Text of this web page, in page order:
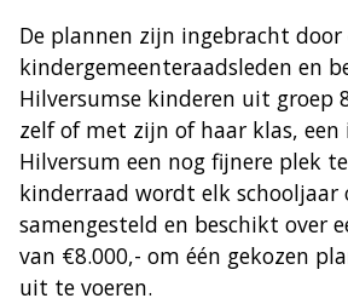
De plannen zijn ingebracht
kindergemeenteraadsleden en
Hilversumse kinderen uit groep
zelf of met zijn of haar klas, een
Hilversum een nog fijnere plek
kinderraad wordt elk schooljaar
samengesteld en beschikt over
van €8.000,- om één gekozen
uit te voeren.